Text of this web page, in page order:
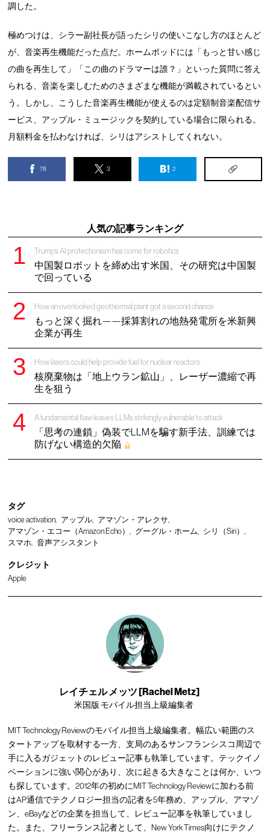
調した。
極めつけは、シラー副社長が語ったシリの使いこなし方のほとんど
が、音楽再生機能だった点だ。ホームポッドには「もっと甘い感じ
の曲を再生して」「この曲のドラマーは誰？」といった質問に答え
られる、音楽を楽しむためのさまざまな機能が満載されているとい
う。しかし、こうした音楽再生機能が使えるのは定額制音楽配信サ
ービス、アップル・ミュージックを契約している場合に限られる。
月額料金を払わなければ、シリはアシストしてくれない。
78 3 2
人気の記事ランキング
Trump’s AI protectionism has come for robotics
中国製ロボットを締め出す米国、その研究は中国製
で回っている
How an overlooked geothermal plant got a second chance
もっと深く掘れ——採算割れの地熱発電所を米新興
企業が再生
How lasers could help provide fuel for nuclear reactors
核廃棄物は「地上ウラン鉱山」、レーザー濃縮で再
生を狙う
A fundamental flaw leaves LLMs strikingly vulnerable to attack
「思考の連鎖」偽装でLLMを騙す新手法、訓練では
防げない構造的欠陥
タグ
voice activation アップル
アマゾン・アレクサ
アマゾン・エコー（Amazon Echo）
グーグル・ホーム
シリ（Siri）
スマホ
音声アシスタント
クレジット
Apple
レイチェル メッツ [Rachel Metz]
米国版 モバイル担当上級編集者
MIT Technology Reviewのモバイル担当上級編集者。幅広い範囲のス
タートアップを取材する一方、支局のあるサンフランシスコ周辺で
手に入るガジェットのレビュー記事も執筆しています。テックイノ
ベーションに強い関心があり、次に起きる大きなことは何か、いつ
も探しています。2012年の初めにMIT Technology Reviewに加わる前
はAP通信でテクノロジー担当の記者を5年務め、アップル、アマゾ
ン、eBayなどの企業を担当して、レビュー記事を執筆していまし
た。また、フリーランス記者として、New York Times向けにテクノ